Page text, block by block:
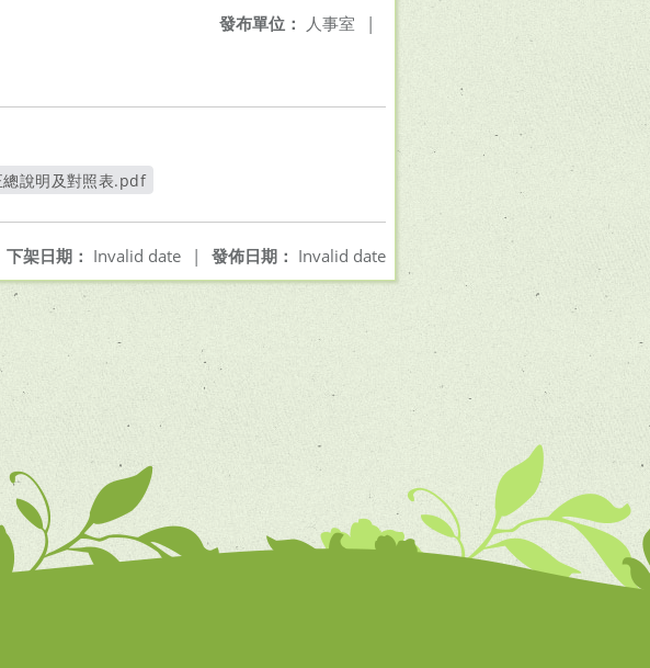
發布單位： 人事室 |
說明及對照表.pdf
發佈日期： Invalid date
下架日期： Invalid date |